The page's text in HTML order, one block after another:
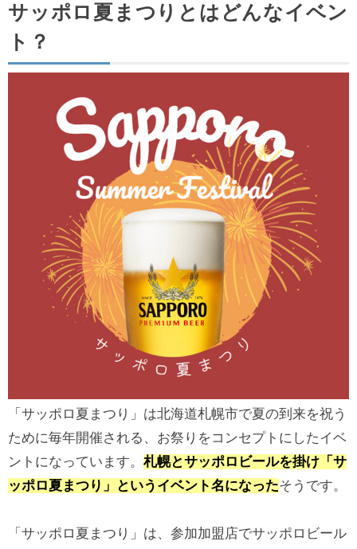
サッポロ夏まつりとはどんなイベン
ト？
「サッポロ夏まつり」は北海道札幌市で夏の到来を祝う
ために毎年開催される、お祭りをコンセプトにしたイベ
ントになっています。 札幌とサッポロビールを掛け「サ
ッポロ夏まつり」というイベント名になったそうです。
「サッポロ夏まつり」は、参加加盟店でサッポロビール